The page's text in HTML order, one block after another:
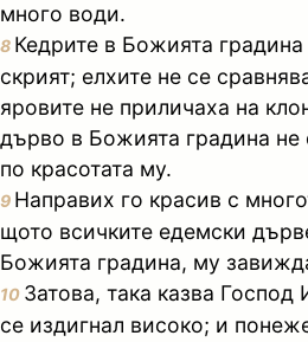
много води.
8 Кедрите в Божията
скрият; елхите не се
яровите не приличаха на
дърво в Божията градина не
по красотата му.
9 Направих го красив с
щото всичките едемски
Божията градина, му
10 Затова, така казва
се издигнал високо; и